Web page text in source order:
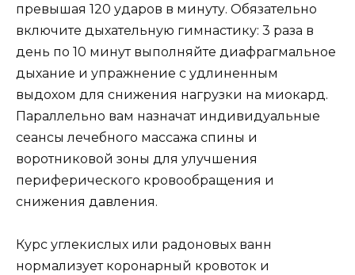
превышая 120 ударов в минуту. Обязательно
включите дыхательную гимнастику: 3 раза в
день по 10 минут выполняйте диафрагмальное
дыхание и упражнение с удлиненным
выдохом для снижения нагрузки на миокард.
Параллельно вам назначат индивидуальные
сеансы лечебного массажа спины и
воротниковой зоны для улучшения
периферического кровообращения и
снижения давления.
Курс углекислых или радоновых ванн
нормализует коронарный кровоток и